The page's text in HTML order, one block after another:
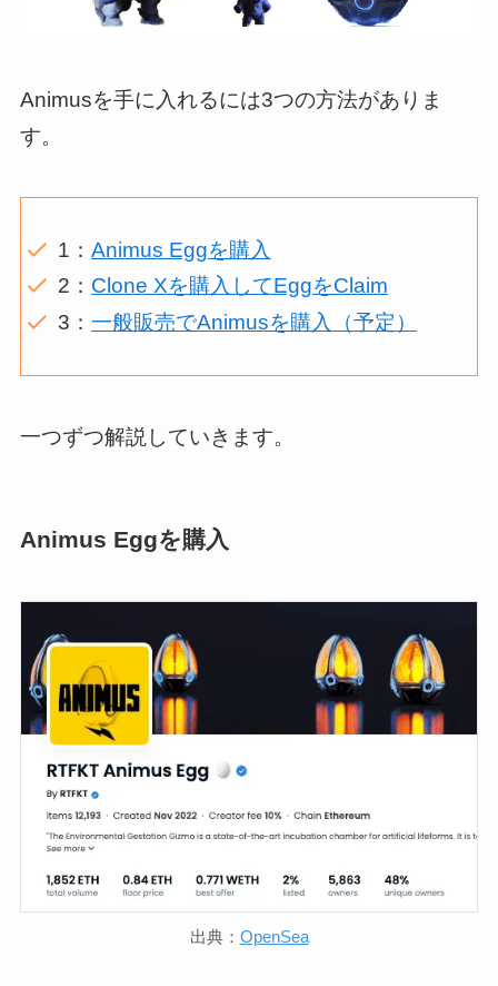
Animusを手に入れるには3つの方法がありま
す。
1： Animus Eggを購入
2： Clone Xを購入してEggをClaim
3： 一般販売でAnimusを購入（予定）
一つずつ解説していきます。
Animus Eggを購入
出典： OpenSea